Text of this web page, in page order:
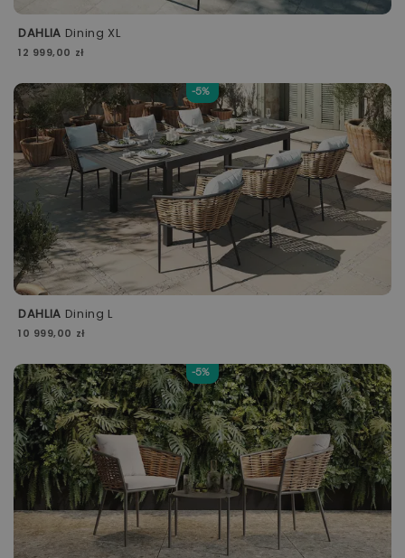
DAHLIA Dining XL
12 999,00 zł
-5%
DAHLIA Dining L
10 999,00 zł
-5%